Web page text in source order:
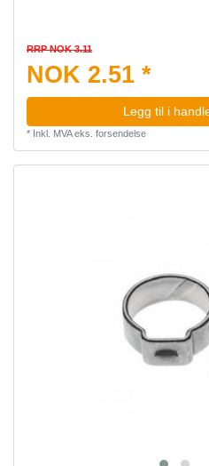
RRP NOK 3.11
NOK 2.51 *
Legg til i
* Inkl. MVAeks. forsendelse